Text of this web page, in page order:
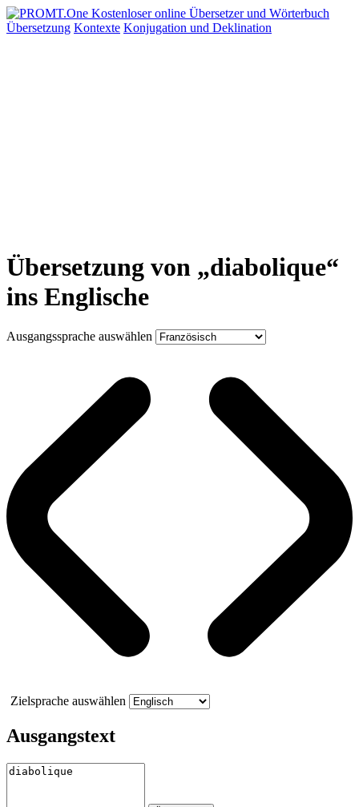
Übersetzung Kontexte Konjugation und Deklination
Übersetzung von „diabolique“
ins Englische
Ausgangssprache auswählen
Zielsprache auswählen
Ausgangstext